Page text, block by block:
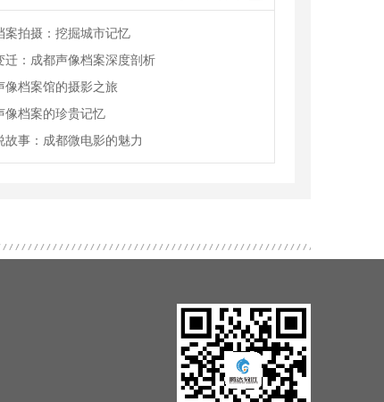
案拍摄：挖掘城市记忆
迁：成都声像档案深度剖析
像档案馆的摄影之旅
像档案的珍贵记忆
故事：成都微电影的魅力